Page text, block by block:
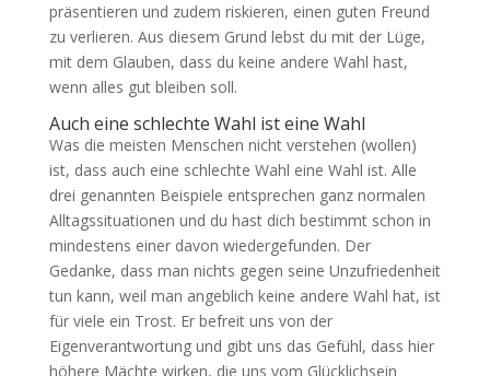
präsentieren und zudem riskieren, einen guten Freund
zu verlieren. Aus diesem Grund lebst du mit der Lüge,
mit dem Glauben, dass du keine andere Wahl hast,
wenn alles gut bleiben soll.
Auch eine schlechte Wahl ist eine Wahl
Was die meisten Menschen nicht verstehen (wollen)
ist, dass auch eine schlechte Wahl eine Wahl ist. Alle
drei genannten Beispiele entsprechen ganz normalen
Alltagssituationen und du hast dich bestimmt schon in
mindestens einer davon wiedergefunden. Der
Gedanke, dass man nichts gegen seine Unzufriedenheit
tun kann, weil man angeblich keine andere Wahl hat, ist
für viele ein Trost. Er befreit uns von der
Eigenverantwortung und gibt uns das Gefühl, dass hier
höhere Mächte wirken, die uns vom Glücklichsein